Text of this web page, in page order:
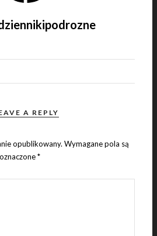
A REPLY
opublikowany. Wymagane pola są
oznaczone*